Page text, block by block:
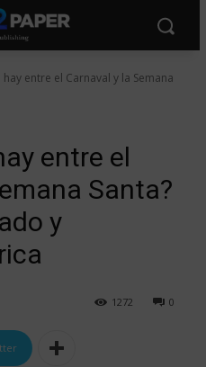
entre el Carnaval y la Semana
entre el
Santa?
y
0
1272